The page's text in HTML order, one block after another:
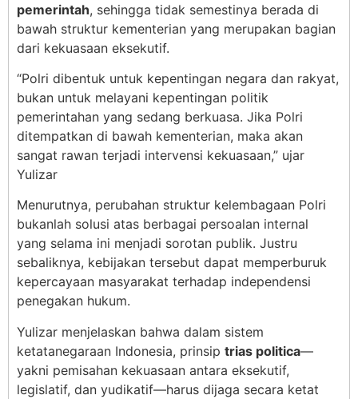
pemerintah, sehingga tidak semestinya berada di
bawah struktur kementerian yang merupakan bagian
dari kekuasaan eksekutif.
“Polri dibentuk untuk kepentingan negara dan rakyat,
bukan untuk melayani kepentingan politik
pemerintahan yang sedang berkuasa. Jika Polri
ditempatkan di bawah kementerian, maka akan
sangat rawan terjadi intervensi kekuasaan,” ujar
Yulizar
Menurutnya, perubahan struktur kelembagaan Polri
bukanlah solusi atas berbagai persoalan internal
yang selama ini menjadi sorotan publik. Justru
sebaliknya, kebijakan tersebut dapat memperburuk
kepercayaan masyarakat terhadap independensi
penegakan hukum.
Yulizar menjelaskan bahwa dalam sistem
ketatanegaraan Indonesia, prinsip trias politica—
yakni pemisahan kekuasaan antara eksekutif,
legislatif, dan yudikatif—harus dijaga secara ketat